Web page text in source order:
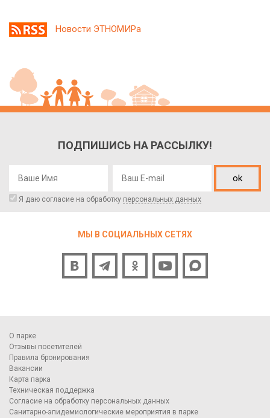
Новости ЭТНОМИРа
ПОДПИШИСЬ НА РАССЫЛКУ!
ok
Я даю согласие на обработку персональных данных
МЫ В СОЦИАЛЬНЫХ СЕТЯХ
О парке
Отзывы посетителей
Правила бронирования
Вакансии
Карта парка
Техническая поддержка
Согласие на обработку персональных данных
Санитарно-эпидемиологические мероприятия в парке